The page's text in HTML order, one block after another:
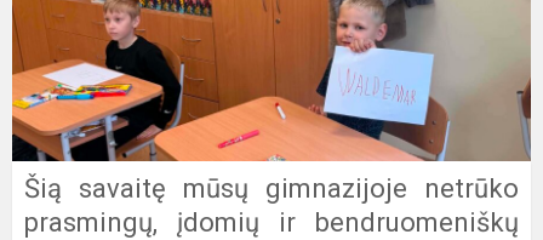
Šią savaitę mūsų gimnazijoje netrūko
prasmingų, įdomių ir bendruomeniškų